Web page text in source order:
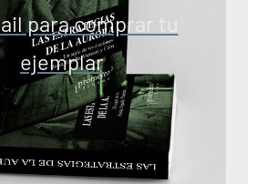
para comprar tu
ejemplar